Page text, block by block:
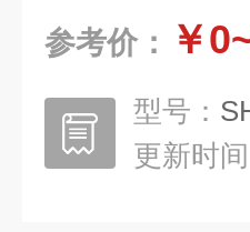
参考价： ￥
型号：
更新时间